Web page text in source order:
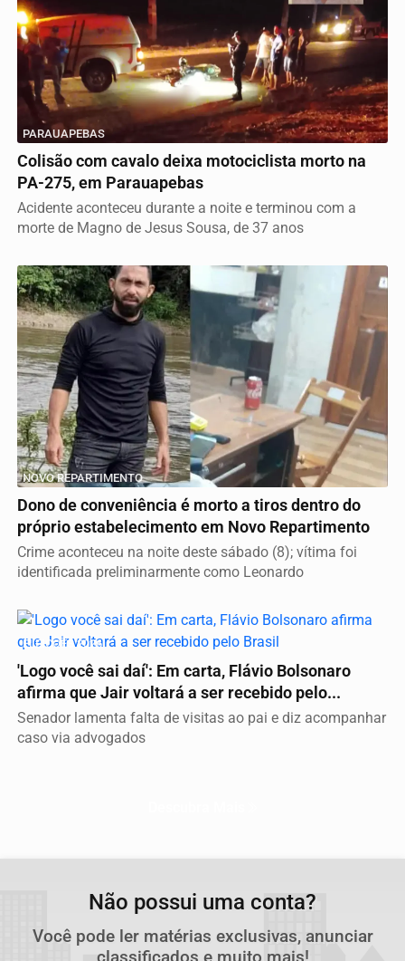
PARAUAPEBAS
Colisão com cavalo deixa motociclista morto na
PA-275, em Parauapebas
Acidente aconteceu durante a noite e terminou com a
morte de Magno de Jesus Sousa, de 37 anos
NOVO REPARTIMENTO
Dono de conveniência é morto a tiros dentro do
próprio estabelecimento em Novo Repartimento
Crime aconteceu na noite deste sábado (8); vítima foi
identificada preliminarmente como Leonardo
ELEIÇÕES 2026
'Logo você sai daí': Em carta, Flávio Bolsonaro
afirma que Jair voltará a ser recebido pelo...
Senador lamenta falta de visitas ao pai e diz acompanhar
caso via advogados
Não possui uma conta?
Você pode ler matérias exclusivas, anunciar